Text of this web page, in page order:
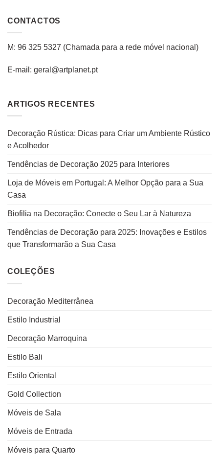
CONTACTOS
M: 96 325 5327 (Chamada para a rede móvel nacional )
E-mail: geral@artplanet.pt
ARTIGOS RECENTES
Decoração Rústica: Dicas para Criar um Ambiente Rústico
e Acolhedor
Tendências de Decoração 2025 para Interiores
Loja de Móveis em Portugal: A Melhor Opção para a Sua
Casa
Biofilia na Decoração: Conecte o Seu Lar à Natureza
Tendências de Decoração para 2025: Inovações e Estilos
que Transformarão a Sua Casa
COLEÇÕES
Decoração Mediterrânea
Estilo Industrial
Decoração Marroquina
Estilo Bali
Estilo Oriental
Gold Collection
Móveis de Sala
Móveis de Entrada
Móveis para Quarto